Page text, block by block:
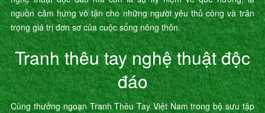
nguồn cảm hứng vô tận cho những người yêu thủ công và trân
trọng giá trị đơn sơ của cuộc sống nông thôn.
Tranh thêu tay nghệ thuật độc
đáo
Cùng thưởng ngoạn Tranh Thêu Tay Việt Nam trong bộ sưu tập